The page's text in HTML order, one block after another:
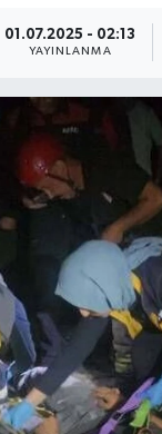
01.07.2025 - 02:13
YAYINLANMA